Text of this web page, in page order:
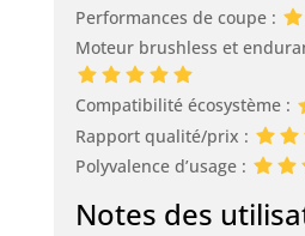
Performances de coupe :
Moteur brushless et
Compatibilité écosystème :
Rapport qualité/prix :
Polyvalence d’usage :
Notes des